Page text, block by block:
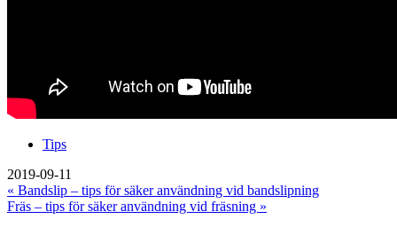
Tips
2019-09-11
« Bandslip – tips för säker användning vid bandslipning
Fräs – tips för säker användning vid fräsning »